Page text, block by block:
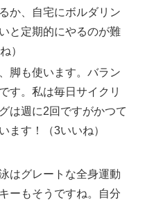
か、自宅にボルダリン
と定期的にやるのが難
）
脚も使います。バラン
す。私は毎日サイクリ
は週に2回ですがかつて
ます！（3いいね）
はグレートな全身運動
ーもそうですね。自分